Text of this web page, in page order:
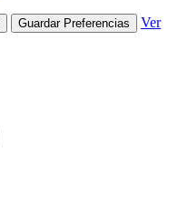
Guardar Preferencias
Ver